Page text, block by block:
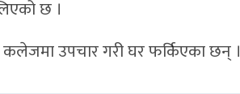
छ ।
उपचार गरी घर फर्किएका छन् ।